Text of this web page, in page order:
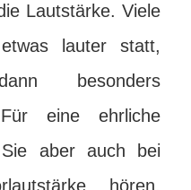
Lautstärke. Viele
lauter statt,
besonders
eine ehrliche
Sie aber auch bei
hören.